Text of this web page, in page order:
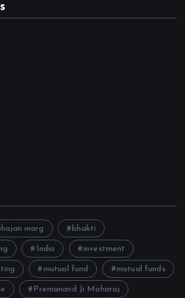
marg bhakti
India investment
mutual fund mutual funds
Premanand Ji Maharaj